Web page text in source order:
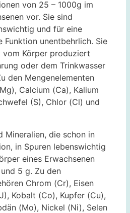
von 25 – 1000g im
vor. Sie sind
und für eine
unentbehrlich. Sie
vom Körper produziert
oder dem Trinkwasser
den Mengenelementen
Calcium (Ca), Kalium
(S), Chlor (Cl) und
Mineralien, die schon in
in Spuren lebenswichtig
eines Erwachsenen
5 g. Zu den
Chrom (Cr), Eisen
Kobalt (Co), Kupfer (Cu),
(Mo), Nickel (Ni), Selen